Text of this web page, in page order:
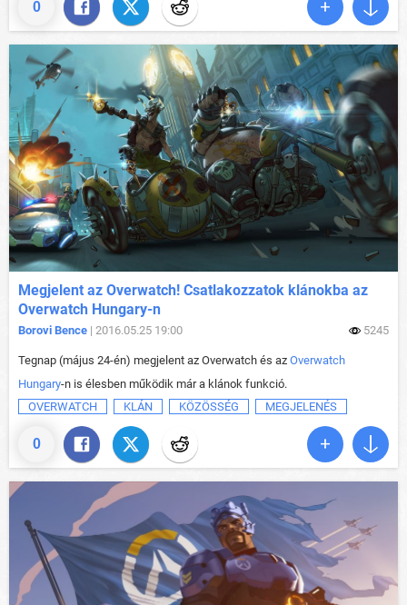
0
0
Megjelent az Overwatch! Csatlakozzatok klánokba az
Overwatch Hungary-n
Borovi Bence | 2016.05.25 19:00 5245
Tegnap (május 24-én) megjelent az Overwatch és az Overwatch
Hungary-n is élesben működik már a klánok funkció.
OVERWATCH
KLÁN KÖZÖSSÉG MEGJELENÉS